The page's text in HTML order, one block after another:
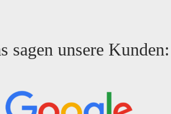
sagen unsere Kunden: